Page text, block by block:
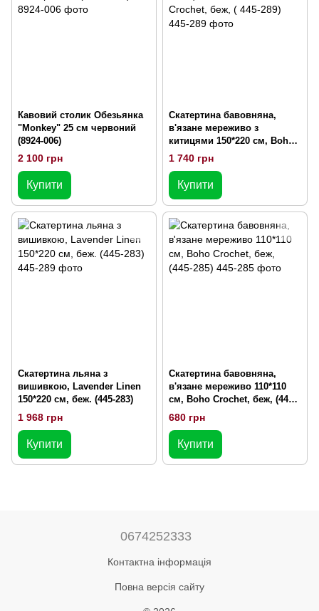
Кавовий столик Обезьянка
"Monkey" 25 см червоний
(8924-006)
2 100 грн
Купити
Скатертина бавовняна,
в'язане мереживо з
китицями 150*220 см, Boho
Crochet, беж, ( 445-289)
1 740 грн
Купити
Скатертина льяна з
вишивкою, Lavender Linen
150*220 см, беж. (445-283)
1 968 грн
Купити
Скатертина бавовняна,
в'язане мереживо 110*110
см, Boho Crochet, беж, (445-
285)
680 грн
Купити
0674252333
Контактна інформація
Повна версія сайту